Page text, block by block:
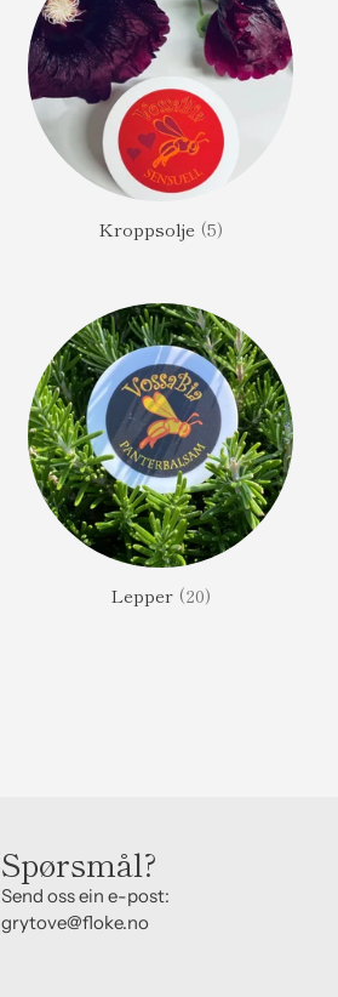
Kroppsolje (5)
Lepper (20)
Spørsmål?
Send oss ein e-post:
grytove@floke.no